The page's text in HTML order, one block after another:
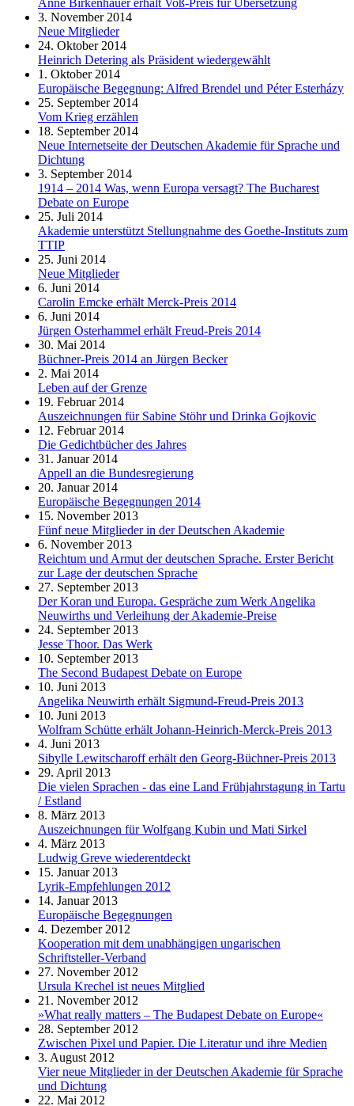
3. November 2014
Neue Mitglieder
24. Oktober 2014
Heinrich Detering als Präsident wiedergewählt
1. Oktober 2014
Europäische Begegnung: Alfred Brendel und Péter Esterházy
25. September 2014
Vom Krieg erzählen
18. September 2014
Neue Internetseite der Deutschen Akademie für Sprache und
Dichtung
3. September 2014
1914 – 2014 Was, wenn Europa versagt? The Bucharest
Debate on Europe
25. Juli 2014
Akademie unterstützt Stellungnahme des Goethe-Instituts zum
TTIP
25. Juni 2014
Neue Mitglieder
6. Juni 2014
Carolin Emcke erhält Merck-Preis 2014
6. Juni 2014
Jürgen Osterhammel erhält Freud-Preis 2014
30. Mai 2014
Büchner-Preis 2014 an Jürgen Becker
2. Mai 2014
Leben auf der Grenze
19. Februar 2014
Auszeichnungen für Sabine Stöhr und Drinka Gojkovic
12. Februar 2014
Die Gedichtbücher des Jahres
31. Januar 2014
Appell an die Bundesregierung
20. Januar 2014
Europäische Begegnungen 2014
15. November 2013
Fünf neue Mitglieder in der Deutschen Akademie
6. November 2013
Reichtum und Armut der deutschen Sprache. Erster Bericht
zur Lage der deutschen Sprache
27. September 2013
Der Koran und Europa. Gespräche zum Werk Angelika
Neuwirths und Verleihung der Akademie-Preise
24. September 2013
Jesse Thoor. Das Werk
10. September 2013
The Second Budapest Debate on Europe
10. Juni 2013
Angelika Neuwirth erhält Sigmund-Freud-Preis 2013
10. Juni 2013
Wolfram Schütte erhält Johann-Heinrich-Merck-Preis 2013
4. Juni 2013
Sibylle Lewitscharoff erhält den Georg-Büchner-Preis 2013
29. April 2013
Die vielen Sprachen - das eine Land Frühjahrstagung in Tartu
/ Estland
8. März 2013
Auszeichnungen für Wolfgang Kubin und Mati Sirkel
4. März 2013
Ludwig Greve wiederentdeckt
15. Januar 2013
Lyrik-Empfehlungen 2012
14. Januar 2013
Europäische Begegnungen
4. Dezember 2012
Kooperation mit dem unabhängigen ungarischen
Schriftsteller-Verband
27. November 2012
Ursula Krechel ist neues Mitglied
21. November 2012
»What really matters – The Budapest Debate on Europe«
28. September 2012
Zwischen Pixel und Papier. Die Literatur und ihre Medien
3. August 2012
Vier neue Mitglieder in der Deutschen Akademie für Sprache
und Dichtung
22. Mai 2012